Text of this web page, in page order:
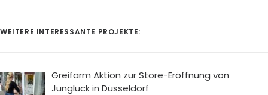
WEITERE INTERESSANTE PROJEKTE:
Greifarm Aktion zur Store-Eröffnung von
Junglück in Düsseldorf